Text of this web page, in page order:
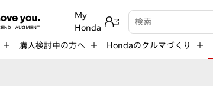
My
Honda
検索キーワード入力
購入検討中の方へ Hondaのクルマづくり